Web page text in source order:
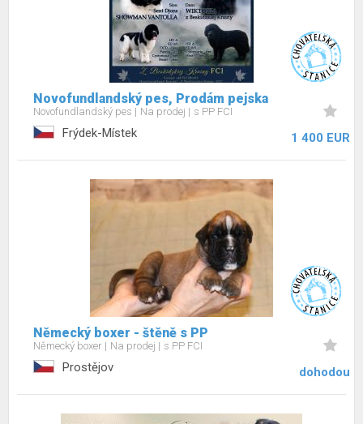
Novofundlandský pes, Prodám pejska
Novofundlandský pes Na prodej s PP FCI
Frýdek-Místek 1 400 EUR
Německý boxer - štěně s PP
Německý boxer Na prodej s PP FCI
Prostějov dohodou